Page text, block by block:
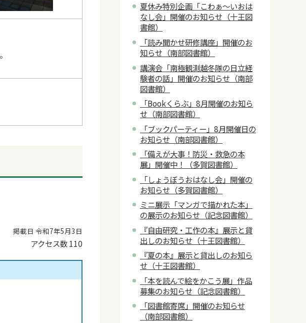
掲載日 令和7年5月3日
アクセス数110
夏休み特別企画「こわぁ～いおは
なし会」開催のお知らせ（十王図
書館）
「読み聞かせ研修講座」開催のお
知らせ（南部図書館）
講演会「南極観測越冬隊の日立経
験者の話」開催のお知らせ（南部
図書館）
「Bookくらぶ」8月開催のお知ら
せ（南部図書館）
「ブックパーティー」8月開催日の
お知らせ（南部図書館）
「備えが大事！防災・救急の本
展」開催中！（多賀図書館）
「しょうぼうおはなし会」開催の
お知らせ（多賀図書館）
ミニ展示「マンガで描かれた本」
の展示のお知らせ（記念図書館）
『自由研究・工作の本』展示と貸
出しのお知らせ（十王図書館）
『夏の本』展示と貸出しのお知ら
せ（十王図書館）
「本を読んで絵をかこう展」作品
募集のお知らせ（記念図書館）
「図書館寄席」開催のお知らせ
（南部図書館）